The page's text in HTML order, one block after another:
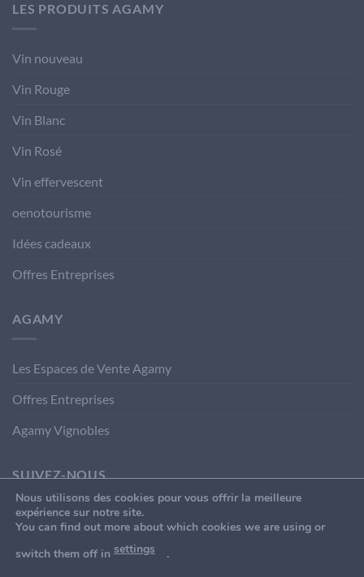
LES PRODUITS AGAMY
Vin nouveau
Vin Rouge
Vin Blanc
Vin Rosé
Vin effervescent
oenotourisme
Idées cadeaux
Offres Entreprises
AGAMY
Les Espaces de Vente Agamy
Offres Entreprises
Agamy Vignobles
SUIVEZ-NOUS
Nous utilisons des cookies pour vous offrir la meilleure
expérience sur notre site.
You can find out more about which cookies we are using or
switch them off in settings .